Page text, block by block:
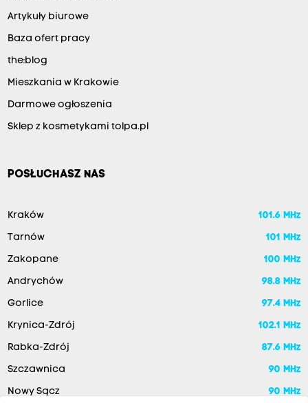
Artykuły biurowe
Baza ofert pracy
the:blog
Mieszkania w Krakowie
Darmowe ogłoszenia
Sklep z kosmetykami tolpa.pl
POSŁUCHASZ NAS
Kraków 101.6 MHz
Tarnów 101 MHz
Zakopane 100 MHz
Andrychów 98.8 MHz
Gorlice 97.4 MHz
Krynica-Zdrój 102.1 MHz
Rabka-Zdrój 87.6 MHz
Szczawnica 90 MHz
Nowy Sącz 90 MHz